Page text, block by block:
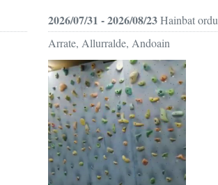
2026/07/31 - 2026/08/23Hainbat ordu
Arrate, Allurralde, Andoain